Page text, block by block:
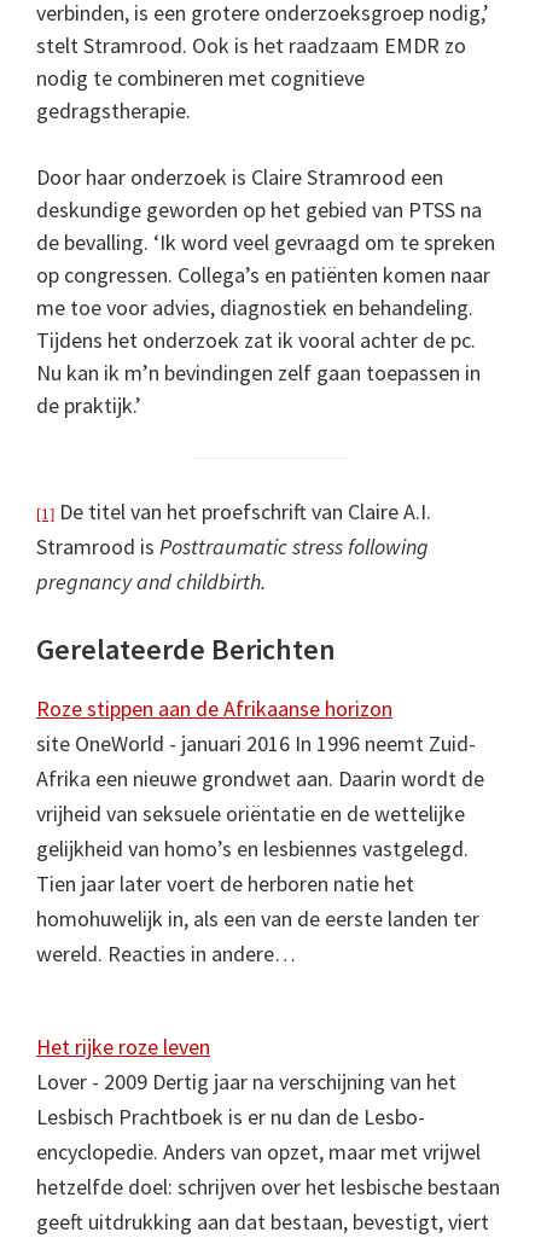
verbinden, is een grotere onderzoeksgroep nodig,’
stelt Stramrood. Ook is het raadzaam EMDR zo
nodig te combineren met cognitieve
gedragstherapie.
Door haar onderzoek is Claire Stramrood een
deskundige geworden op het gebied van PTSS na
de bevalling. ‘Ik word veel gevraagd om te spreken
op congressen. Collega’s en patiënten komen naar
me toe voor advies, diagnostiek en behandeling.
Tijdens het onderzoek zat ik vooral achter de pc.
Nu kan ik m’n bevindingen zelf gaan toepassen in
de praktijk.’
[1] De titel van het proefschrift van Claire A.I.
Stramrood is Posttraumatic stress following
pregnancy and childbirth.
Gerelateerde Berichten
Roze stippen aan de Afrikaanse horizon
site OneWorld - januari 2016 In 1996 neemt Zuid-
Afrika een nieuwe grondwet aan. Daarin wordt de
vrijheid van seksuele oriëntatie en de wettelijke
gelijkheid van homo’s en lesbiennes vastgelegd.
Tien jaar later voert de herboren natie het
homohuwelijk in, als een van de eerste landen ter
wereld. Reacties in andere…
Het rijke roze leven
Lover - 2009 Dertig jaar na verschijning van het
Lesbisch Prachtboek is er nu dan de Lesbo-
encyclopedie. Anders van opzet, maar met vrijwel
hetzelfde doel: schrijven over het lesbische bestaan
geeft uitdrukking aan dat bestaan, bevestigt, viert